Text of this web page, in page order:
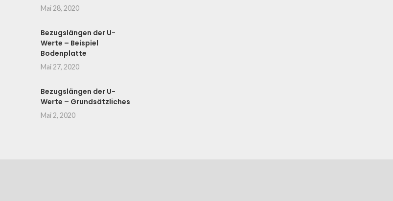
Mai 28, 2020
Bezugslängen der U-
Werte – Beispiel
Bodenplatte
Mai 27, 2020
Bezugslängen der U-
Werte – Grundsätzliches
Mai 2, 2020